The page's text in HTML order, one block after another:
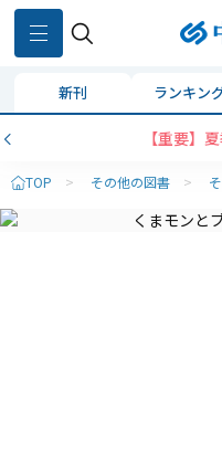
新刊 ランキン
【重要】
TOP > その他の図書 >